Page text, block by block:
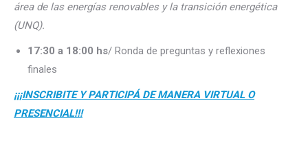
área de las energías renovables y la transición energética
(UNQ).
17:30 a 18:00 hs/ Ronda de preguntas y reflexiones
finales
¡¡¡INSCRIBITE Y PARTICIPÁ DE MANERA VIRTUAL O
PRESENCIAL!!!